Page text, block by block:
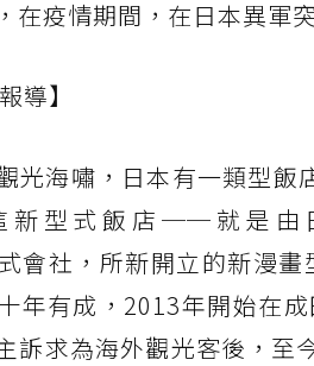
，在疫情期間，在日本異軍
導】
光海嘯，日本有一類型
新型式飯店──就是由
會社，所新開立的新漫
年有成，2013年開始在
訴求為海外觀光客後，